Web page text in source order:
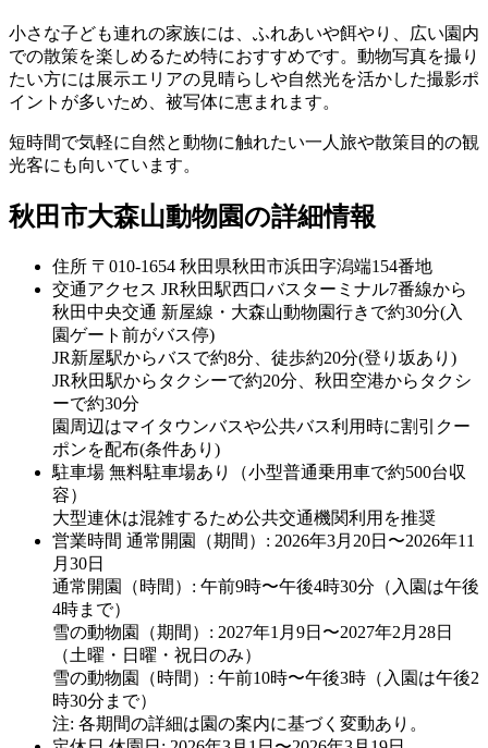
小さな子ども連れの家族には、ふれあいや餌やり、広い園内
での散策を楽しめるため特におすすめです。動物写真を撮り
たい方には展示エリアの見晴らしや自然光を活かした撮影ポ
イントが多いため、被写体に恵まれます。
短時間で気軽に自然と動物に触れたい一人旅や散策目的の観
光客にも向いています。
秋田市大森山動物園の詳細情報
住所 〒010-1654 秋田県秋田市浜田字潟端154番地
交通アクセス JR秋田駅西口バスターミナル7番線から
秋田中央交通 新屋線・大森山動物園行きで約30分(入
園ゲート前がバス停)
JR新屋駅からバスで約8分、徒歩約20分(登り坂あり)
JR秋田駅からタクシーで約20分、秋田空港からタクシ
ーで約30分
園周辺はマイタウンバスや公共バス利用時に割引クー
ポンを配布(条件あり)
駐車場 無料駐車場あり（小型普通乗用車で約500台収
容）
大型連休は混雑するため公共交通機関利用を推奨
営業時間 通常開園（期間）: 2026年3月20日〜2026年11
月30日
通常開園（時間）: 午前9時〜午後4時30分（入園は午後
4時まで）
雪の動物園（期間）: 2027年1月9日〜2027年2月28日
（土曜・日曜・祝日のみ）
雪の動物園（時間）: 午前10時〜午後3時（入園は午後2
時30分まで）
注: 各期間の詳細は園の案内に基づく変動あり。